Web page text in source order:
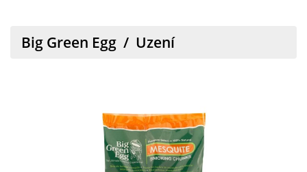
Big Green Egg / Uzení